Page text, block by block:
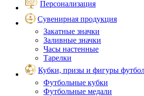
Персонализация
Сувенирная продукция
Закатные значки
Заливные значки
Часы настенные
Тарелки
Кубки, призы и фигуры
Футбольные кубки
Футбольные медали